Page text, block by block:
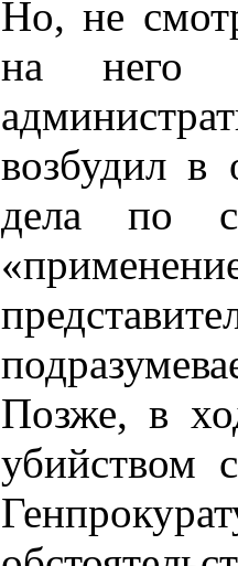
Но, не
на него
возбудил в
дела по
Позже, в
убийством